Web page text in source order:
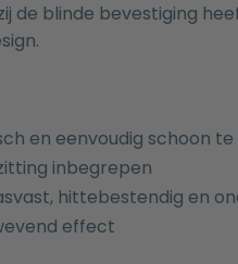
de blinde bevestiging
en eenvoudig schoon
inbegrepen
hittebestendig en
effect